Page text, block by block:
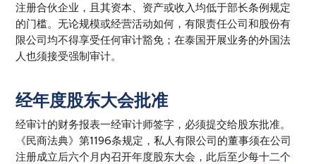
注册合伙企业，且其资本、资产或收入均低于部长条例规定
的门槛。无论规模或经营活动如何，有限责任公司和股份有
限公司均不得享受任何审计豁免；在泰国开展业务的外国法
人也须接受强制审计。
经年度股东大会批准
经审计的财务报表一经审计师签字，必须提交给股东批准。
《民商法典》第1196条规定，私人有限公司的董事须在公司
注册成立后六个月内召开年度股东大会，此后至少每十二个